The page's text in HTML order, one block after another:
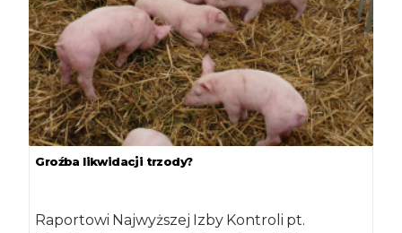
Groźba likwidacji trzody?
Raportowi Najwyższej Izby Kontroli pt.